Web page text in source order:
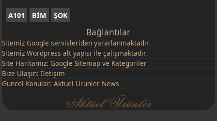
A101 BİM ŞOK
Bağlantılar
Sitemiz Google servisleriden yararlanmaktadır.
Sitemiz Wordpress alt yapısı ile çalışmaktadır.
Site Haritamız: Google Sitemap ve Kategoriler
Bize Ulaşın:İletişim
Güncel Konular:Aktüel Ürünler News